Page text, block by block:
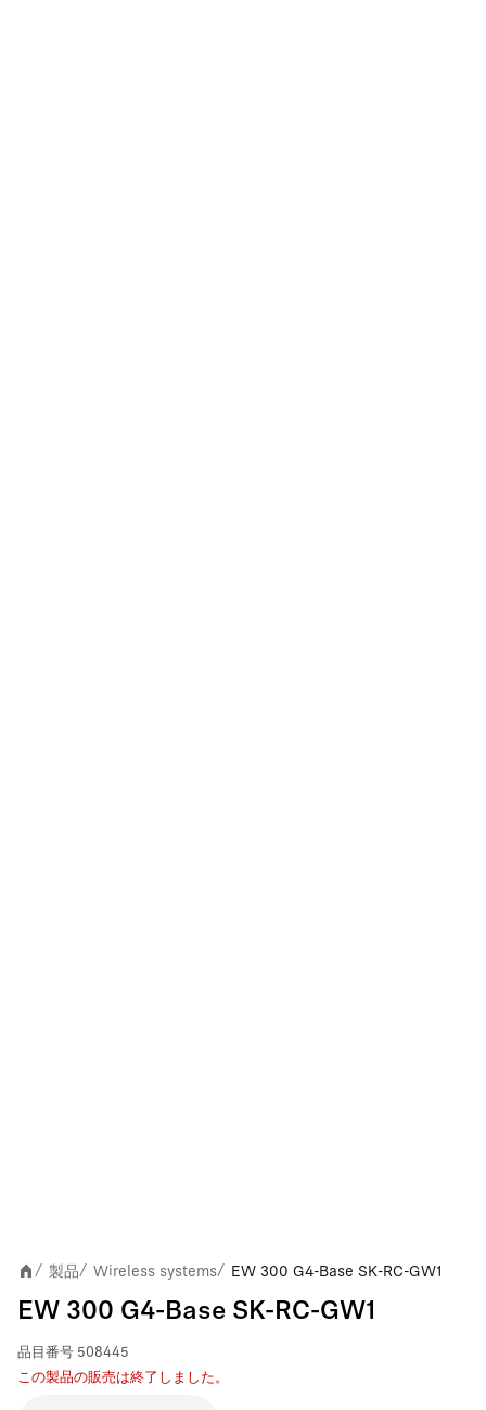
/ 製品/ Wireless systems/ EW 300 G4-Base SK-RC-GW1
EW 300 G4-Base SK-RC-GW1
品目番号 508445
この製品の販売は終了しました。